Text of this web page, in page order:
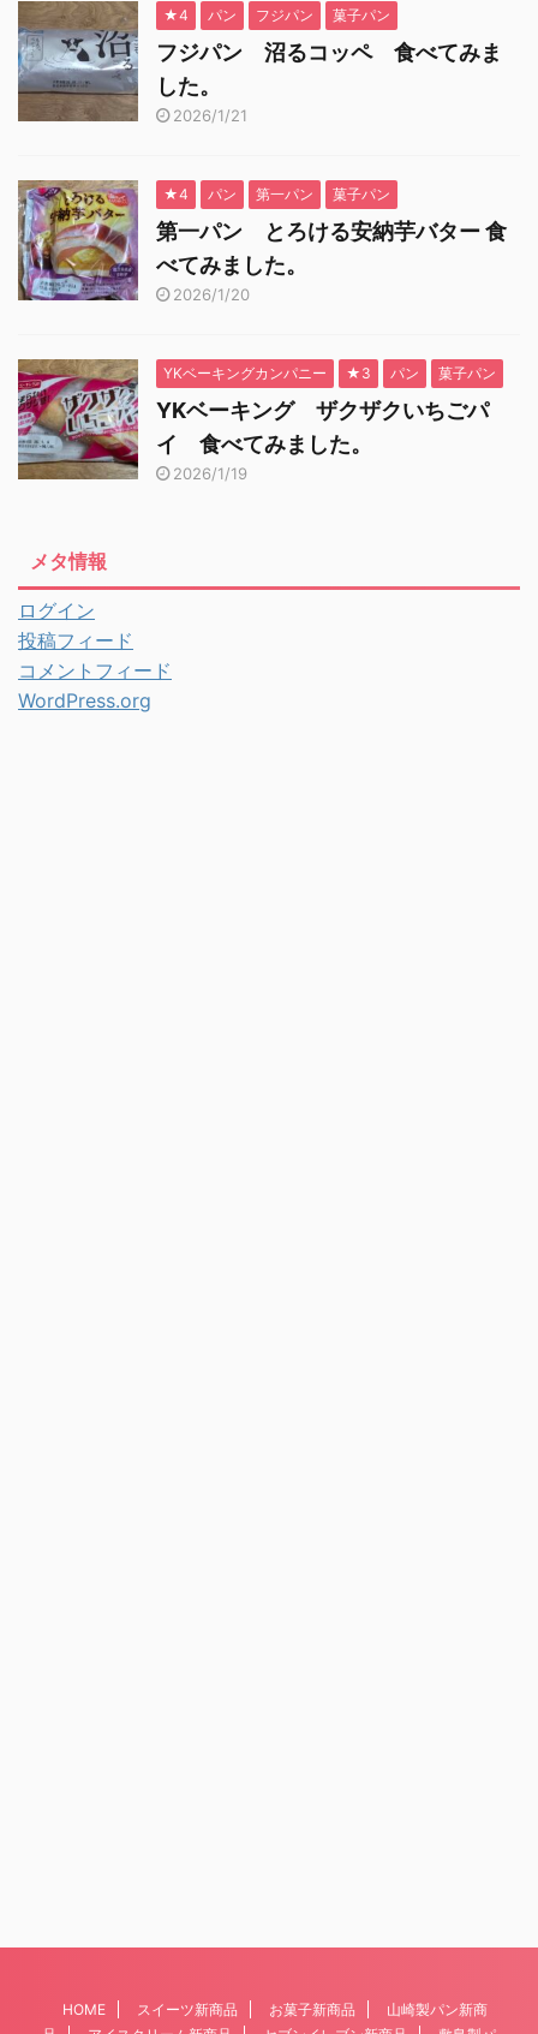
★4 パン フジパン 菓子パン
フジパン 沼るコッペ 食べてみま
した。
2026/1/21
★4 パン 第一パン 菓子パン
第一パン とろける安納芋バター 食
べてみました。
2026/1/20
YKベーキングカンパニー ★3 パン 菓子パン
YKベーキング ザクザクいちごパ
イ 食べてみました。
2026/1/19
メタ情報
ログイン
投稿フィード
コメントフィード
WordPress.org
HOME スイーツ新商品 お菓子新商品
山崎製パン新商